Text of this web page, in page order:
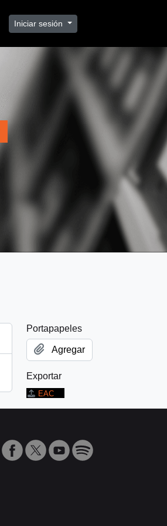
Iniciar sesión
Portapapeles
Agregar
Exportar
EAC